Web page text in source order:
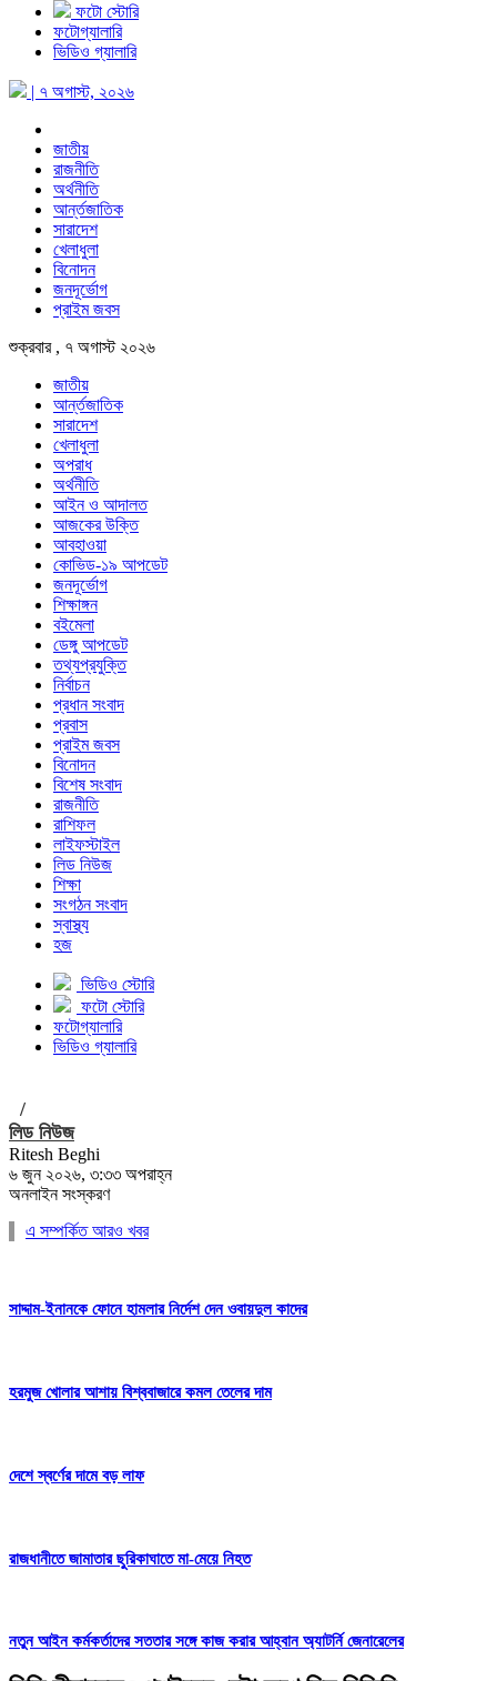
ফটো স্টোরি
ফটোগ্যালারি
ভিডিও গ্যালারি
| ৭ অগাস্ট, ২০২৬
জাতীয়
রাজনীতি
অর্থনীতি
আর্ন্তজাতিক
সারাদেশ
খেলাধুলা
বিনোদন
জনদূর্ভোগ
প্রাইম জবস
শুক্রবার , ৭ অগাস্ট ২০২৬
জাতীয়
আর্ন্তজাতিক
সারাদেশ
খেলাধুলা
অপরাধ
অর্থনীতি
আইন ও আদালত
আজকের উক্তি
আবহাওয়া
কোভিড-১৯ আপডেট
জনদূর্ভোগ
শিক্ষাঙ্গন
বইমেলা
ডেঙ্গু আপডেট
তথ্যপ্রযুক্তি
নির্বাচন
প্রধান সংবাদ
প্রবাস
প্রাইম জবস
বিনোদন
বিশেষ সংবাদ
রাজনীতি
রাশিফল
লাইফস্টাইল
লিড নিউজ
শিক্ষা
সংগঠন সংবাদ
স্বাস্থ্য
হজ
ভিডিও স্টোরি
ফটো স্টোরি
ফটোগ্যালারি
ভিডিও গ্যালারি
/
লিড নিউজ
Ritesh Beghi
৬ জুন ২০২৬, ৩:৩৩ অপরাহ্ন
অনলাইন সংস্করণ
এ সম্পর্কিত আরও খবর
সাদ্দাম-ইনানকে ফোনে হামলার নির্দেশ দেন ওবায়দুল কাদের
হরমুজ খোলার আশায় বিশ্ববাজারে কমল তেলের দাম
দেশে স্বর্ণের দামে বড় লাফ
রাজধানীতে জামাতার ছুরিকাঘাতে মা-মেয়ে নিহত
নতুন আইন কর্মকর্তাদের সততার সঙ্গে কাজ করার আহ্বান অ্যাটর্নি জেনারেলের